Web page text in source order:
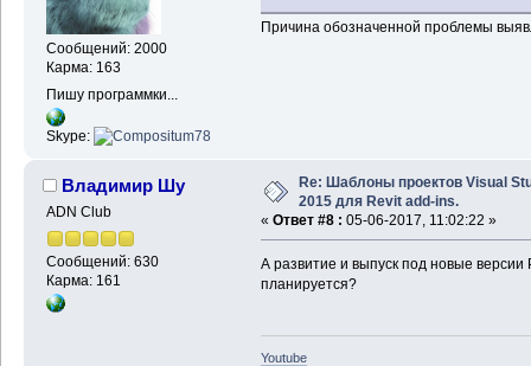
Сообщений: 2000
Карма: 163
Пишу программки...
Skype:
Причина обозначенной проблемы
Владимир Шу
ADN Club
Сообщений: 630
Карма: 161
Re: Шаблоны проектов Visual
2015 для Revit add-ins.
« Ответ #8 : 05-06-2017, 11:02:22 »
А развитие и выпуск под новые
планируется?
Youtube